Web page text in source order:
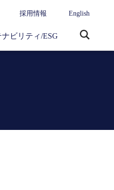
採用情報 English
ビリティ/ESG